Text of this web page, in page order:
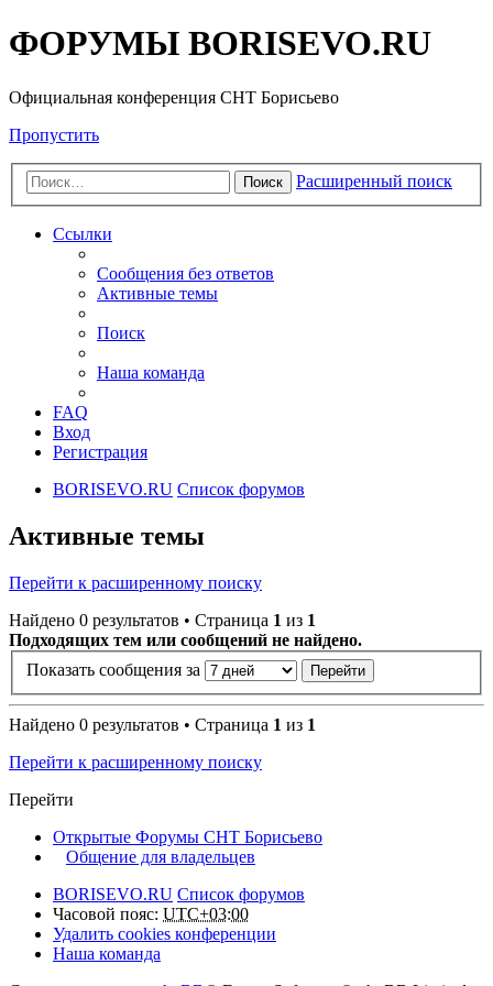
ФОРУМЫ BORISEVO.RU
Официальная конференция СНТ Борисьево
Пропустить
Поиск Расширенный поиск
Ссылки
Сообщения без ответов
Активные темы
Поиск
Наша команда
FAQ
Вход
Регистрация
BORISEVO.RU Список форумов
Активные темы
Перейти к расширенному поиску
Найдено 0 результатов • Страница 1 из 1
Подходящих тем или сообщений не найдено.
Показать сообщения за
Найдено 0 результатов • Страница 1 из 1
Перейти к расширенному поиску
Перейти
Открытые Форумы СНТ Борисьево
Общение для владельцев
BORISEVO.RU Список форумов
Часовой пояс: UTC+03:00
Удалить cookies конференции
Наша команда